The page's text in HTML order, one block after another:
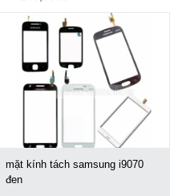
mặt kính tách samsung i9070
đen